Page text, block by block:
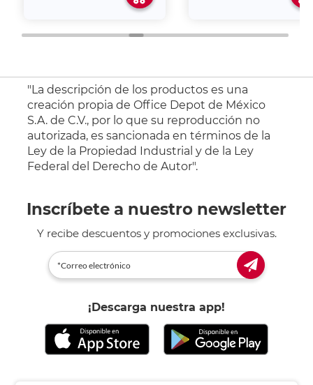
"La descripción de los productos es una
creación propia de Office Depot de México
S.A. de C.V., por lo que su reproducción no
autorizada, es sancionada en términos de la
Ley de la Propiedad Industrial y de la Ley
Federal del Derecho de Autor".
Inscríbete a nuestro newsletter
Y recibe descuentos y promociones exclusivas.
¡Descarga nuestra app!